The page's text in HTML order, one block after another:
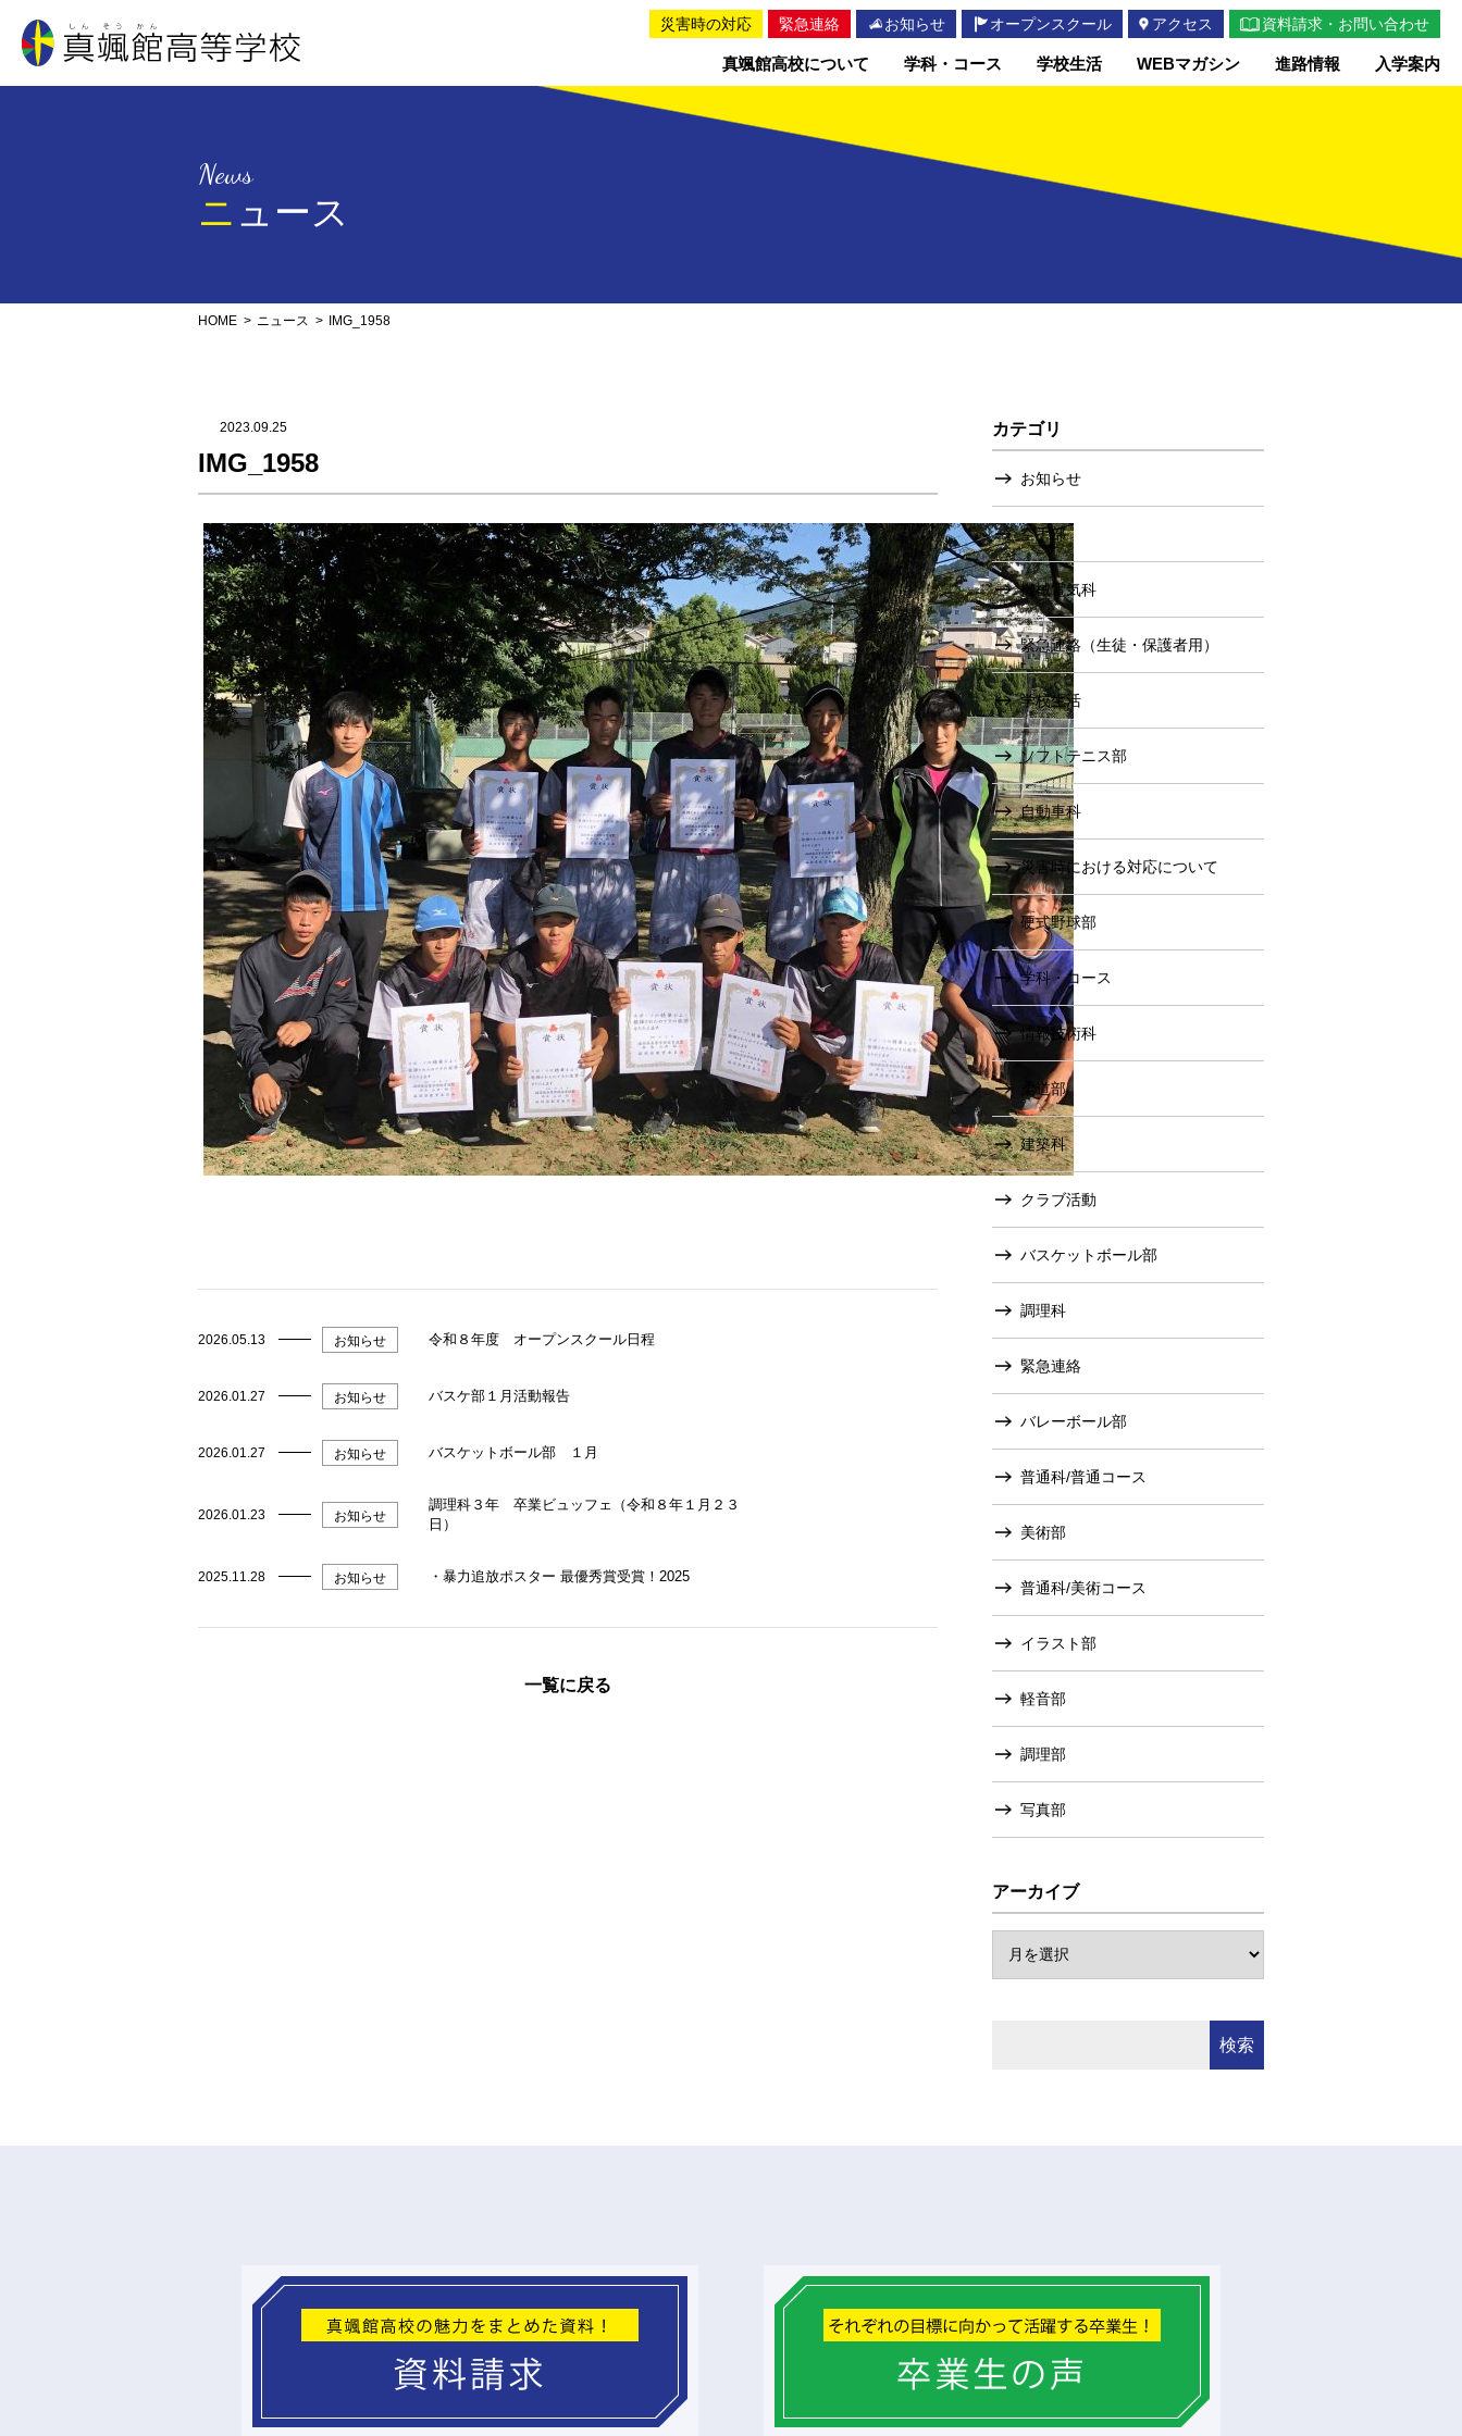
真颯館高校について
学科・コース 学校生活 WEBマガシン 進路情報 入学案内
災害時の対応 緊急連絡 お知らせ オープンスクール アクセス 資料請求・お問い合わせ
News
ニュース
HOME ニュース IMG_1958
2023.09.25
IMG_1958
2026.05.13 お知らせ 令和８年度 オープンスクール日程
2026.01.27 お知らせ バスケ部１月活動報告
2026.01.27 お知らせ バスケットボール部 １月
2026.01.23 お知らせ
調理科３年 卒業ビュッフェ（令和８年１月２３
日）
2025.11.28 お知らせ ・暴力追放ポスター 最優秀賞受賞！2025
一覧に戻る
カテゴリ
お知らせ
空手部
機械電気科
緊急連絡（生徒・保護者用）
学校生活
ソフトテニス部
自動車科
災害時における対応について
硬式野球部
学科・コース
情報技術科
柔道部
建築科
クラブ活動
バスケットボール部
調理科
緊急連絡
バレーボール部
普通科/普通コース
美術部
普通科/美術コース
イラスト部
軽音部
調理部
写真部
アーカイブ